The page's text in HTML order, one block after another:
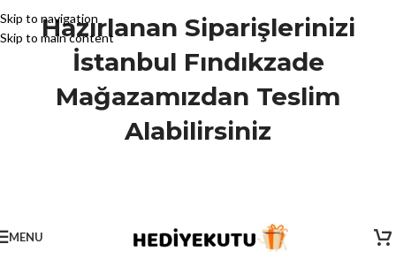
Skip to navigation
Skip to main content
Hazırlanan Siparişlerinizi
İstanbul Fındıkzade
Mağazamızdan Teslim
Alabilirsiniz
MENU